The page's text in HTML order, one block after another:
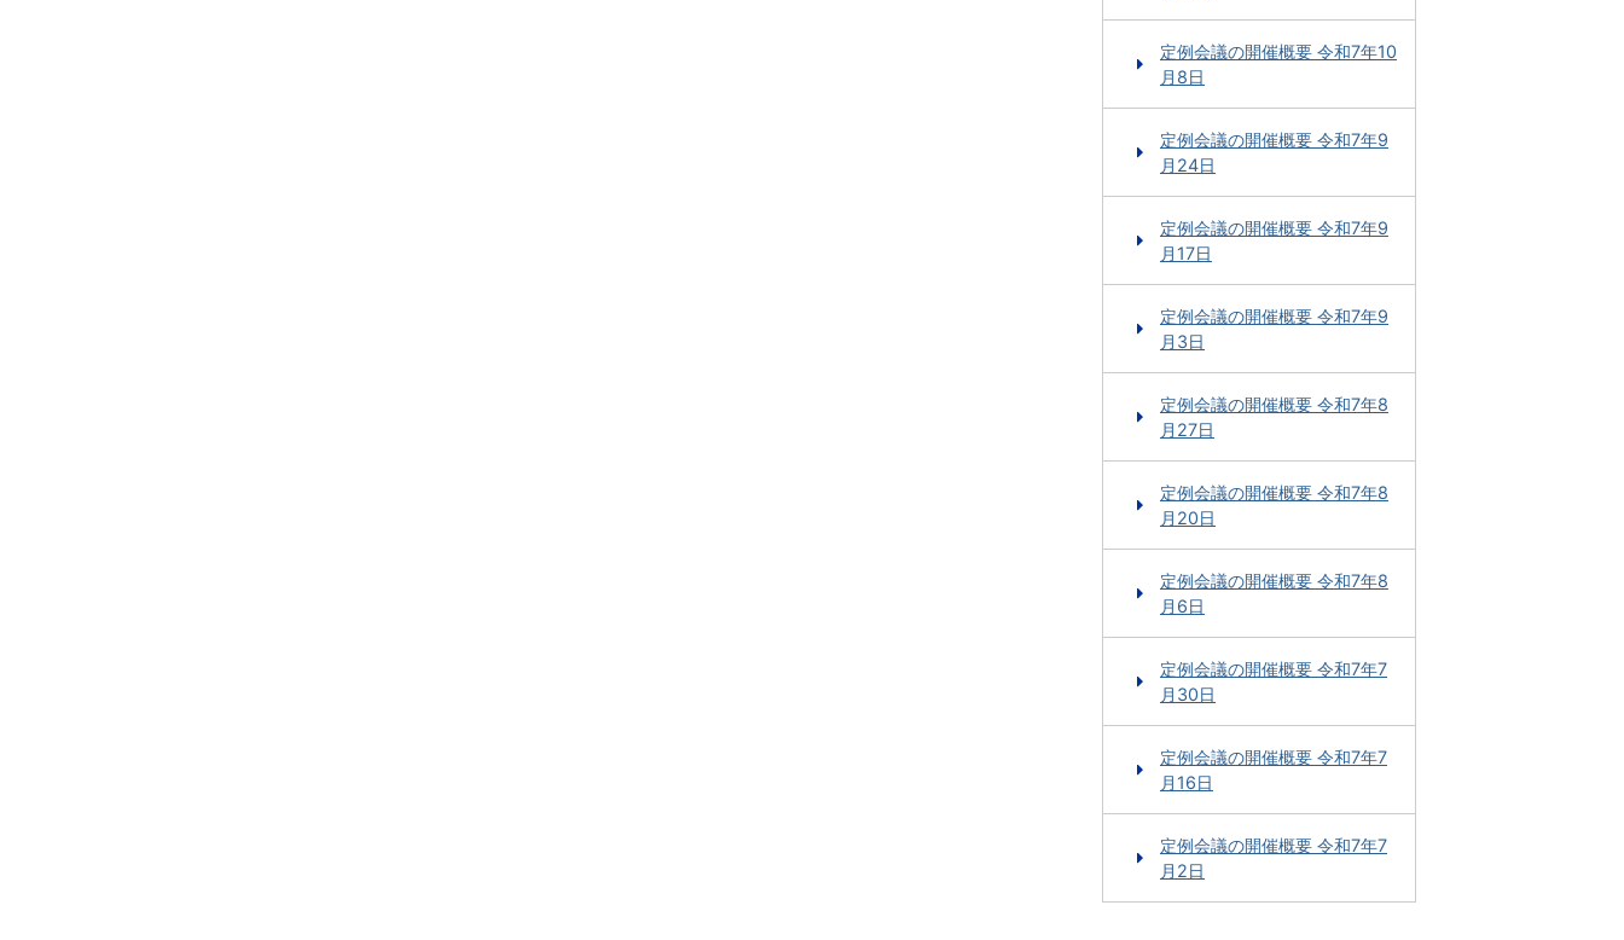
定例会議の開催概要 令和7年10
月8日
定例会議の開催概要 令和7年9
月24日
定例会議の開催概要 令和7年9
月17日
定例会議の開催概要 令和7年9
月3日
定例会議の開催概要 令和7年8
月27日
定例会議の開催概要 令和7年8
月20日
定例会議の開催概要 令和7年8
月6日
定例会議の開催概要 令和7年7
月30日
定例会議の開催概要 令和7年7
月16日
定例会議の開催概要 令和7年7
月2日